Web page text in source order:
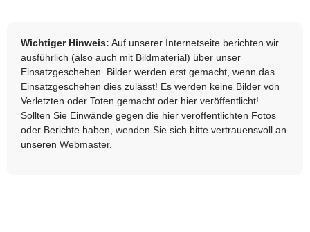
Wichtiger Hinweis: Auf unserer Internetseite berichten wir
ausführlich (also auch mit Bildmaterial) über unser
Einsatzgeschehen. Bilder werden erst gemacht, wenn das
Einsatzgeschehen dies zulässt! Es werden keine Bilder von
Verletzten oder Toten gemacht oder hier veröffentlicht!
Sollten Sie Einwände gegen die hier veröffentlichten Fotos
oder Berichte haben, wenden Sie sich bitte vertrauensvoll an
unseren Webmaster.